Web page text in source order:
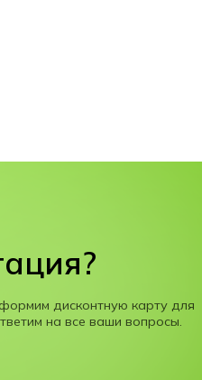
дисконтную карту для
на все ваши вопросы.